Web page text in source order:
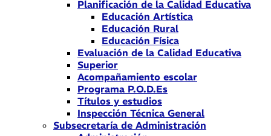
Planificación de la Calidad Educativa
Educación Artística
Educación Rural
Educación Física
Evaluación de la Calidad Educativa
Superior
Acompañamiento escolar
Programa P.O.D.Es
Títulos y estudios
Inspección Técnica General
Subsecretaría de Administración